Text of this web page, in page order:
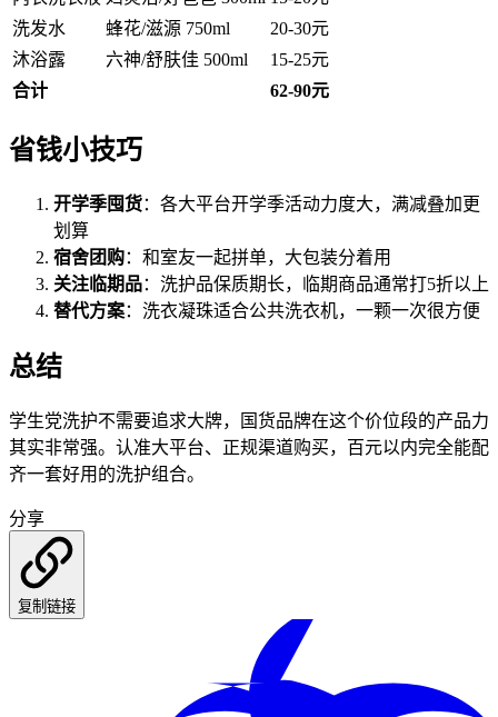
洗发水
蜂花/滋源 750ml
20-30元
沐浴露
六神/舒肤佳 500ml
15-25元
合计
62-90元
省钱小技巧
开学季囤货：各大平台开学季活动力度大，满减叠加更
划算
宿舍团购：和室友一起拼单，大包装分着用
关注临期品：洗护品保质期长，临期商品通常打5折以上
替代方案：洗衣凝珠适合公共洗衣机，一颗一次很方便
总结
学生党洗护不需要追求大牌，国货品牌在这个价位段的产品力
其实非常强。认准大平台、正规渠道购买，百元以内完全能配
齐一套好用的洗护组合。
分享
复制链接